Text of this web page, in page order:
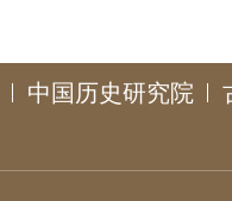
中国历史研究院